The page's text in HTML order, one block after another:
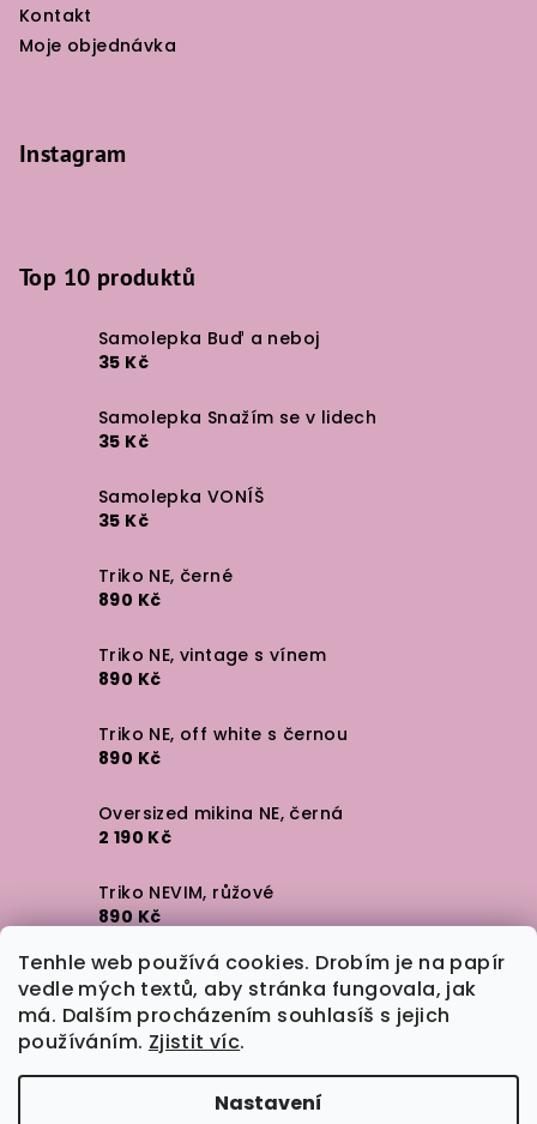
Tenhle web používá cookies. Drobím je na papír
vedle mých textů, aby stránka fungovala, jak
má. Dalším procházením souhlasíš s jejich
používáním. Zjistit víc.
Nastavení
Kontakt
Moje objednávka
Instagram
Top 10 produktů
Samolepka Buď a neboj
35 Kč
Samolepka Snažím se v lidech
35 Kč
Samolepka VONÍŠ
35 Kč
Triko NE, černé
890 Kč
Triko NE, vintage s vínem
890 Kč
Triko NE, off white s černou
890 Kč
Oversized mikina NE, černá
2 190 Kč
Triko NEVIM, růžové
890 Kč
Triko NEVIM, off white
890 Kč
Samolepka NE
35 Kč